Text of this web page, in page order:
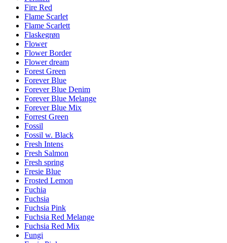
Fire Red
Flame Scarlet
Flame Scarlett
Flaskegrøn
Flower
Flower Border
Flower dream
Forest Green
Forever Blue
Forever Blue Denim
Forever Blue Melange
Forever Blue Mix
Forrest Green
Fossil
Fossil w. Black
Fresh Intens
Fresh Salmon
Fresh spring
Fresie Blue
Frosted Lemon
Fuchia
Fuchsia
Fuchsia Pink
Fuchsia Red Melange
Fuchsia Red Mix
Fungi